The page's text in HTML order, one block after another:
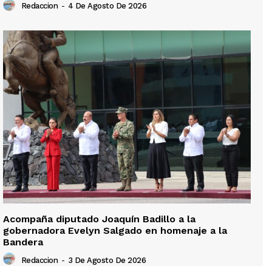
Redaccion - 4 De Agosto De 2026
Acompaña diputado Joaquín Badillo a la
gobernadora Evelyn Salgado en homenaje a la
Bandera
Redaccion - 3 De Agosto De 2026